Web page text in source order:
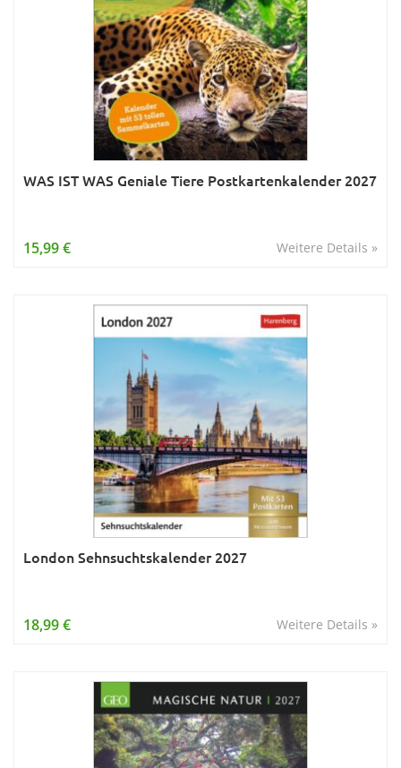
WAS IST WAS Geniale Tiere Postkartenkalender 2027
Weitere Details »
15,99 €
London Sehnsuchtskalender 2027
Weitere Details »
18,99 €